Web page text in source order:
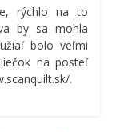
rýchlo na to
by sa mohla
bolo veľmi
na posteľ
.